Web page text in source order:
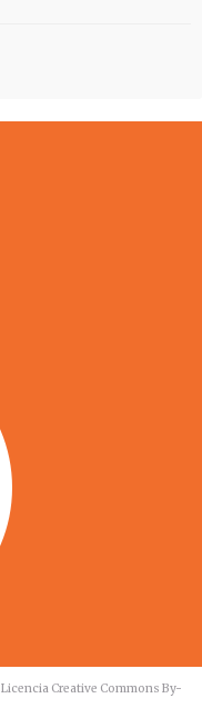
Licencia Creative Commons By-